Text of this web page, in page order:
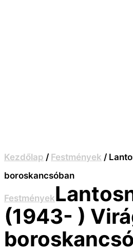
Kezdőlap / Festmények /
boroskancsóban
Festmények
(1943- )